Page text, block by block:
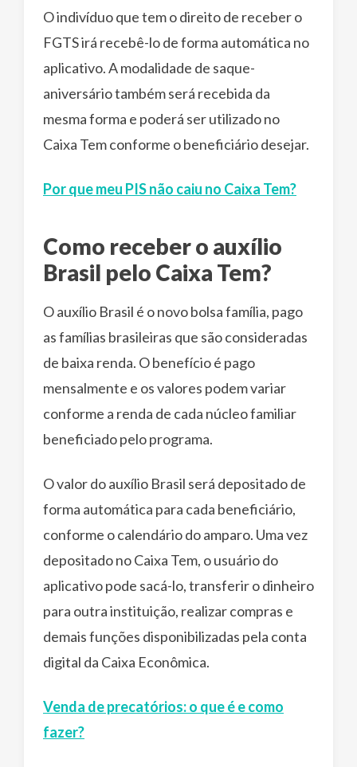
O indivíduo que tem o direito de receber o
FGTS irá recebê-lo de forma automática no
aplicativo. A modalidade de saque-
aniversário também será recebida da
mesma forma e poderá ser utilizado no
Caixa Tem conforme o beneficiário desejar.
Por que meu PIS não caiu no Caixa Tem?
Como receber o auxílio
Brasil pelo Caixa Tem?
O auxílio Brasil é o novo bolsa família, pago
as famílias brasileiras que são consideradas
de baixa renda. O benefício é pago
mensalmente e os valores podem variar
conforme a renda de cada núcleo familiar
beneficiado pelo programa.
O valor do auxílio Brasil será depositado de
forma automática para cada beneficiário,
conforme o calendário do amparo. Uma vez
depositado no Caixa Tem, o usuário do
aplicativo pode sacá-lo, transferir o dinheiro
para outra instituição, realizar compras e
demais funções disponibilizadas pela conta
digital da Caixa Econômica.
Venda de precatórios: o que é e como
fazer?